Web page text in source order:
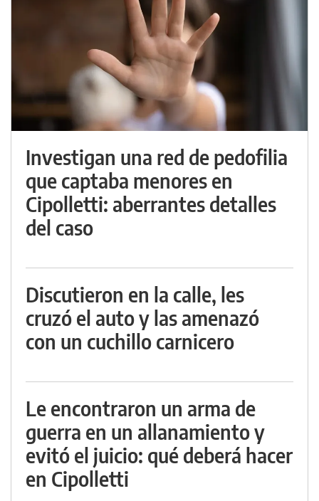
Investigan una red de pedofilia
que captaba menores en
Cipolletti: aberrantes detalles
del caso
Discutieron en la calle, les
cruzó el auto y las amenazó
con un cuchillo carnicero
Le encontraron un arma de
guerra en un allanamiento y
evitó el juicio: qué deberá hacer
en Cipolletti